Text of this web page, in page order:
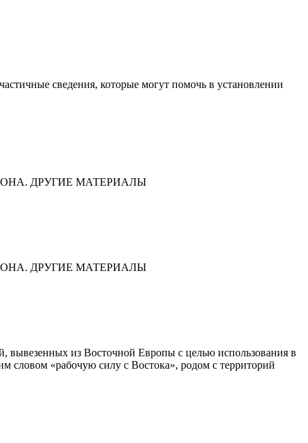
сведения, которые могут помочь в установлении
ДРУГИЕ МАТЕРИАЛЫ
ДРУГИЕ МАТЕРИАЛЫ
вывезенных из Восточной Европы с целью использования в
словом «рабочую силу с Востока», родом с территорий